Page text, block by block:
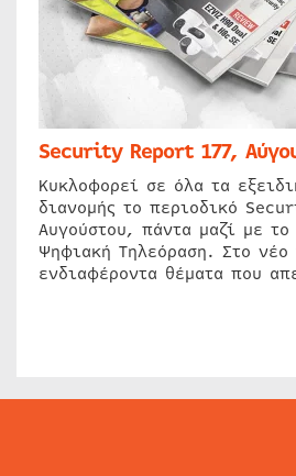
Security Report 177,
Κυκλοφορεί σε όλα τα
διανομής το περιοδικό
Αυγούστου, πάντα μαζί με το
Ψηφιακή Τηλεόραση. Στο νέο
ενδιαφέροντα θέματα που